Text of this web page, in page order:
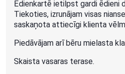
Ēdienkartē ietilpst gardi ēdieni
Tiekoties, izrunājam visas
saskaņota attiecīgi klienta
Piedāvājam arī bēru mielasta
Skaista vasaras terase.